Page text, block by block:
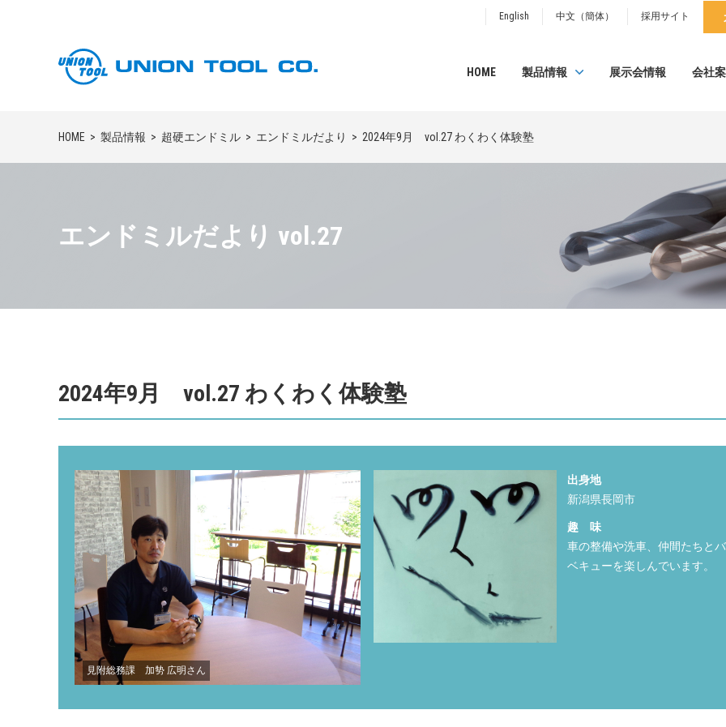
English 中文（簡体） 採用サイト
HOME 製品情報 展示会情報 会社
HOME 製品情報 超硬エンドミル エンドミルだより 2024年9月 vol.27 わくわく体験塾
エンドミルだより vol.27
2024年9月 vol.27 わくわく体験塾
見附総務課 加㔟 広明さん
出身地
新潟県長岡市
趣 味
車の整備や洗車、仲間たちと
ベキューを楽しんでいます。